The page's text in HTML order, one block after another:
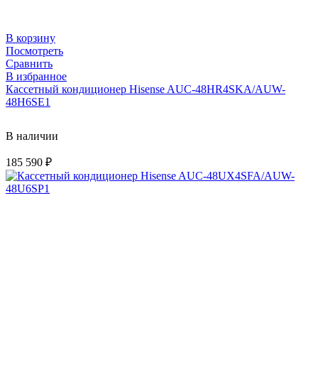
В корзину
Посмотреть
Сравнить
В избранное
Кассетный кондиционер Hisense AUC-48HR4SKA/AUW-
48H6SE1
В наличии
185 590 ₽